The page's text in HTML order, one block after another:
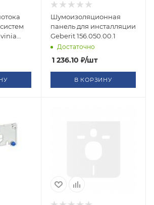
Шумоизоляционная
панель для инсталляции
Geberit 156.050.00.1
Достаточно
1 236.10 ₽/шт
В КОРЗИНУ